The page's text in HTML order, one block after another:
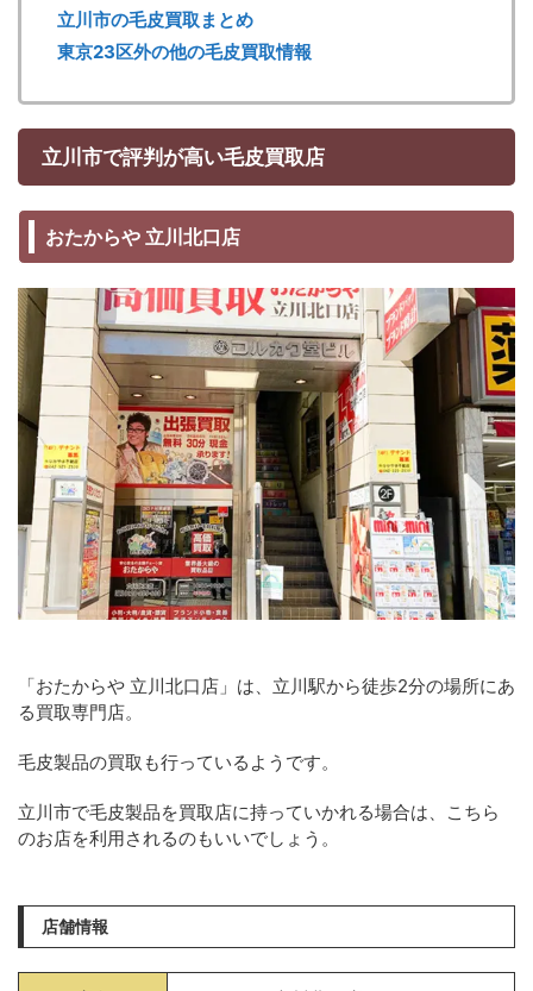
立川市の毛皮買取まとめ
東京23区外の他の毛皮買取情報
立川市で評判が高い毛皮買取店
おたからや 立川北口店
「おたからや 立川北口店」は、立川駅から徒歩2分の場所にあ
る買取専門店。
毛皮製品の買取も行っているようです。
立川市で毛皮製品を買取店に持っていかれる場合は、こちら
のお店を利用されるのもいいでしょう。
店舗情報